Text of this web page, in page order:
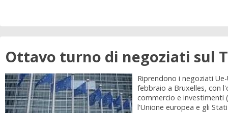
Ottavo turno di negoziati sul
Riprendono i negoziati
febbraio a Bruxelles, con
commercio e investimenti
l'Unione europea e gli